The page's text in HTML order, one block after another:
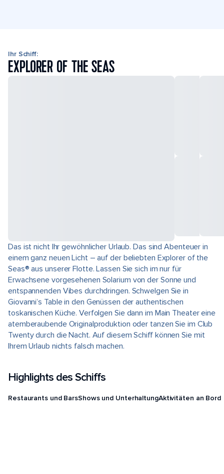
Ihr Schiff:
EXPLORER OF THE SEAS
Das ist nicht Ihr gewöhnlicher Urlaub. Das sind Abenteuer in
einem ganz neuen Licht – auf der beliebten Explorer of the
Seas® aus unserer Flotte. Lassen Sie sich im nur für
Erwachsene vorgesehenen Solarium von der Sonne und
entspannenden Vibes durchdringen. Schwelgen Sie in
Giovanni’s Table in den Genüssen der authentischen
toskanischen Küche. Verfolgen Sie dann im Main Theater eine
atemberaubende Originalproduktion oder tanzen Sie im Club
Twenty durch die Nacht. Auf diesem Schiff können Sie mit
Ihrem Urlaub nichts falsch machen.
Highlights des Schiffs
Restaurants und BarsShows und UnterhaltungAktivitäten an Bord